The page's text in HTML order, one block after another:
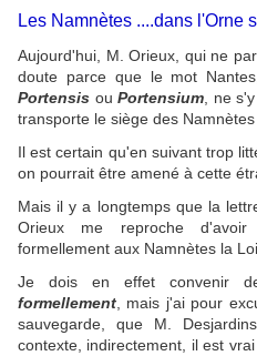
Les Namnètes ....dans l'Orne
Aujourd'hui, M. Orieux, qui ne
doute parce que le mot
Portensis ou Portensium , ne
transporte le siège des
Il est certain qu'en suivant trop
on pourrait être amené à cette
Mais il y a longtemps que la
Orieux me reproche
formellement aux Namnètes la
Je dois en effet convenir
formellement , mais j'ai pour
sauvegarde, que M.
contexte, indirectement, il est